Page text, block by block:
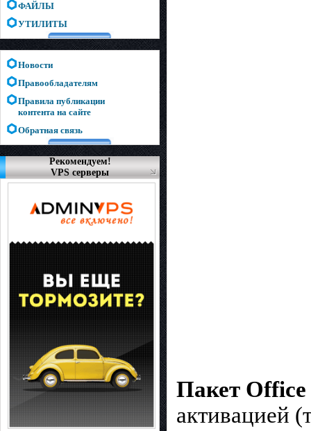
ФАЙЛЫ
УТИЛИТЫ
Новости
Правообладателям
Правила публикации
контента на сайте
Обратная связь
Рекомендуем!
VPS серверы
Пакет Office
активацией